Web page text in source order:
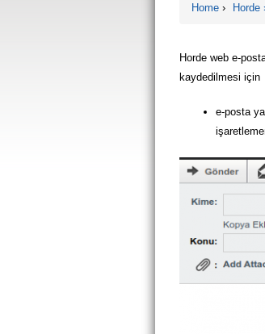
Home › Horde
Horde web e-
kaydedilmesi için
e-posta